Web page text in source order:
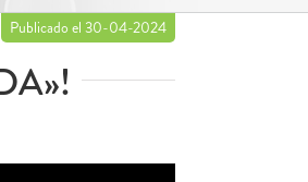
Publicado el 30-04-2024